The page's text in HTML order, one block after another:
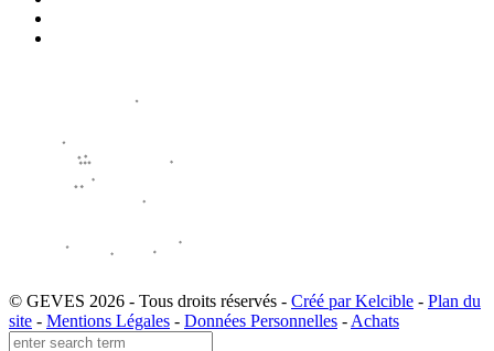
© GEVES 2026 - Tous droits réservés - Créé par Kelcible - Plan du
site - Mentions Légales - Données Personnelles - Achats